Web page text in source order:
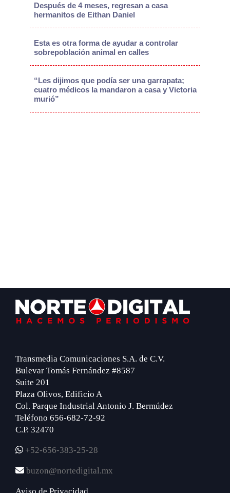
Después de 4 meses, regresan a casa
hermanitos de Eithan Daniel
Esta es otra forma de ayudar a controlar
sobrepoblación animal en calles
“Les dijimos que podía ser una garrapata;
cuatro médicos la mandaron a casa y Victoria
murió”
Footer
Transmedia Comunicaciones S.A. de C.V.
Bulevar Tomás Fernández #8587
Suite 201
Plaza Olivos, Edificio A
Col. Parque Industrial Antonio J. Bermúdez
Teléfono 656-682-72-92
C.P. 32470
+52-656-383-25-28
buzon@nortedigital.mx